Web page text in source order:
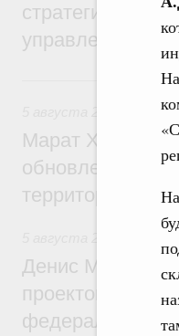
управления
Марат
обновлено в
территорий
Денис
проектов
федеральном